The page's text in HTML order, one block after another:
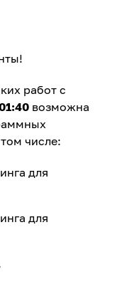
работ с
возможна
числе:
для
для